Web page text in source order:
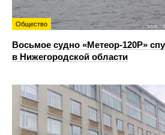
Общество
Восьмое судно «Метеор-120Р»
в Нижегородской области